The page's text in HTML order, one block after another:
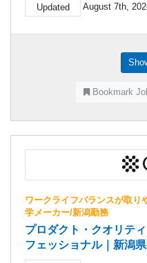
Updated August 7th,
Bookmark
ワークライフバランスが取り
学メーカー/新潟勤務
プロダクト・クオリテ
フェッショナル｜新潟